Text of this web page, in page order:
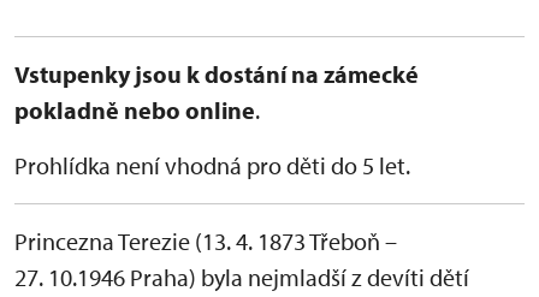
Vstupenky jsou k dostání na zámecké
pokladně nebo online.
Prohlídka není vhodná pro děti do 5 let.
Princezna Terezie (13. 4. 1873 Třeboň –
27. 10.1946 Praha) byla nejmladší z devíti dětí